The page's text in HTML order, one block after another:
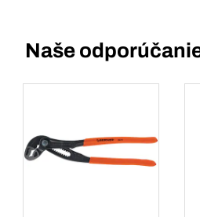
Naše